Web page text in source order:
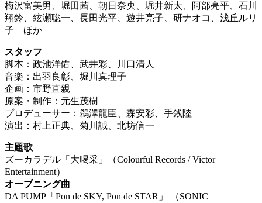
梅沢富美男、堀田茜、朝日奈央、堀井新太、阿部亮平、石川
翔鈴、絃瀬聡一、長田光平、遊井亮子、研ナオコ、浅丘ルリ
子 ほか
スタッフ
脚本：政池洋佑、武井彩、川口清人
音楽：出羽良彰、堀川真理子
企画：市野直親
原案・制作：元生茂樹
プロデューサー：鵜澤龍臣、森安彩、手銭陸
演出：村上正典、菊川誠、北坊信一
主題歌
ズーカラデル「大喝采」（Colourful Records / Victor
Entertainment）
オープニング曲
DA PUMP「Pon de SKY, Pon de STAR」 （SONIC